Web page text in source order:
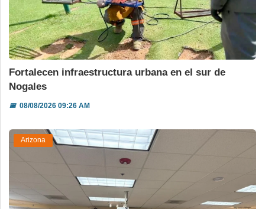
Fortalecen infraestructura urbana en el sur de
Nogales
📅08/08/2026 09:26 AM
Arizona